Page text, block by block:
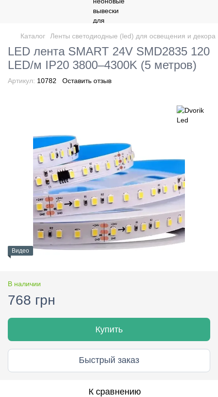
Каталог Ленты светодиодные (led) для освещения и
LED лента SMART 24V SMD2835 120
LED/м IP20 3800–4300K ​​(5 метров)
Артикул: 10782 Оставить отзыв
Видео
В наличии
768 грн
Купить
Быстрый заказ
К сравнению